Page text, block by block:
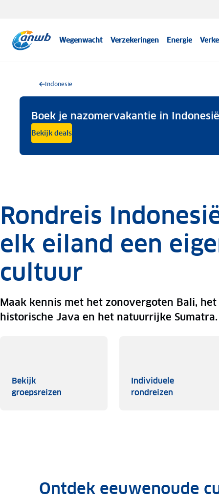
Wegenwacht Verzekeringen Energie
Indonesie
Boek je nazomervakantie in
Bekijk deals
Rondreis
elk eiland een
cultuur
Maak kennis met het zonovergoten Bali, het
historische Java en het natuurrijke Sumatra.
Bekijk
groepsreizen Bekijk groepsreizen
Individuele
rondreizen
Ontdek eeuwenoude